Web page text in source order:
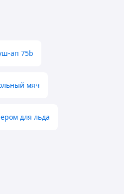
ап 75b
мяч
для льда